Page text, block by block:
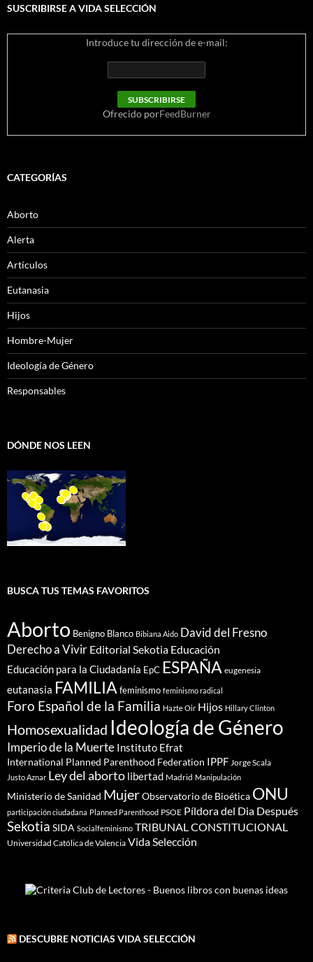
SUSCRIBIRSE A VIDA SELECCIÓN
Introduce tu dirección de e-mail:
Ofrecido porFeedBurner
CATEGORÍAS
Aborto
Alerta
Artículos
Eutanasia
Hijos
Hombre-Mujer
Ideología de Género
Responsables
DÓNDE NOS LEEN
BUSCA TUS TEMAS FAVORITOS
Aborto Benigno Blanco Bibiana Aido David del Fresno
Derecho a Vivir Editorial Sekotia Educación
Educación para la Ciudadanía EpC ESPAÑA eugenesia
eutanasia FAMILIA feminismo feminismo radical
Foro Español de la Familia Hazte Oir Hijos Hillary Clinton
Homosexualidad Ideología de Género
Imperio de la Muerte Instituto Efrat
International Planned Parenthood Federation IPPF Jorge Scala
Justo Aznar Ley del aborto libertad Madrid Manipulación
Ministerio de Sanidad MujerObservatorio de Bioética ONU
participación ciudadana Planned Parenthood PSOE Píldora del Dia Después
Sekotia SIDA Socialfeminismo TRIBUNAL CONSTITUCIONAL
Universidad Católica de Valencia Vida Selección
DESCUBRE NOTICIAS VIDA SELECCIÓN